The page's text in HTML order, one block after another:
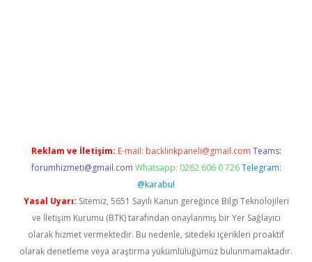
Reklam ve İletişim: E-mail: backlinkpaneli@gmail.com Teams:
forumhizmeti@gmail.com Whatsapp: 0262 606 0 726 Telegram:
@karabul
Yasal Uyarı: Sitemiz, 5651 Sayılı Kanun gereğince Bilgi Teknolojileri
ve İletişim Kurumu (BTK) tarafından onaylanmış bir Yer Sağlayıcı
olarak hizmet vermektedir. Bu nedenle, sitedeki içerikleri proaktif
olarak denetleme veya araştırma yükümlülüğümüz bulunmamaktadır.